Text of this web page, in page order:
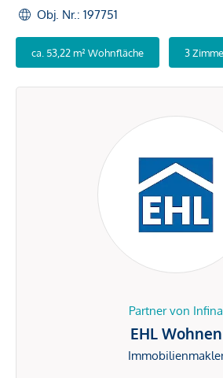
Obj. Nr.: 197751
ca. 53,22 m² Wohnfläche 3
Partner von Infina
EHL Wohnen